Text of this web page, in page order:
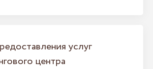
услуг
центра